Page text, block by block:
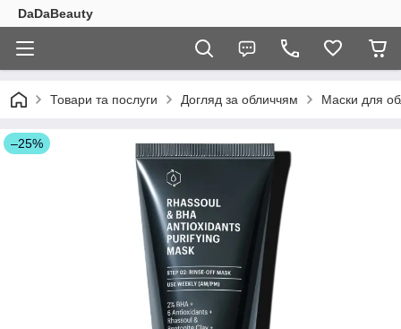
DaDaBeauty
Товари та послуги Догляд за обличчям Маски для
–25%